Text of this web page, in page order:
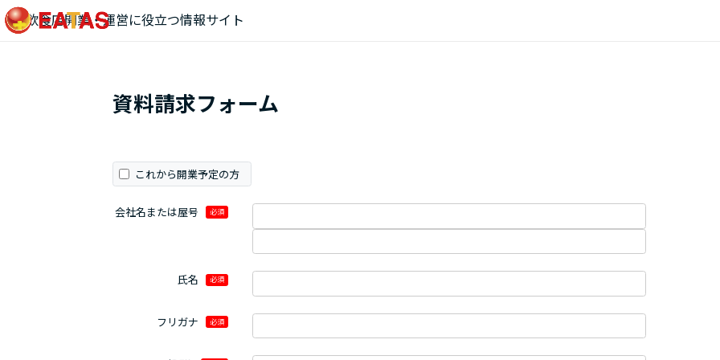
飲食店開業・運営に役立つ情報サイト
資料請求フォーム
これから開業予定の方
会社名または屋号 必須
氏名 必須
フリガナ 必須